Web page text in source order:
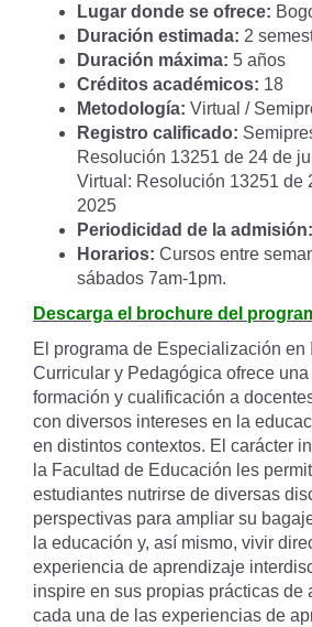
Lugar donde se ofrece:
Duración estimada: 2
Duración máxima: 5 años
Créditos académicos: 18
Metodología: Virtual /
Registro calificado:
Resolución 13251 de 24 de
Virtual: Resolución 13251 de
2025
Periodicidad de la admisión:
Horarios: Cursos entre
sábados 7am-1pm.
Descarga el brochure del
El programa de Especialización en
Curricular y Pedagógica ofrece
formación y cualificación a
con diversos intereses en la
en distintos contextos. El carácter
la Facultad de Educación les
estudiantes nutrirse de diversas
perspectivas para ampliar su
la educación y, así mismo, vivir
experiencia de aprendizaje
inspire en sus propias prácticas de
cada una de las experiencias de